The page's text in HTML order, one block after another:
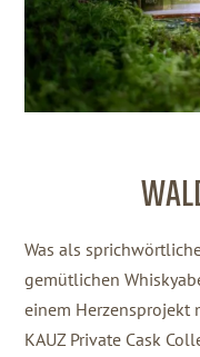
Was als
gemütlichen
einem Herzensprojekt
KAUZ Private Cask